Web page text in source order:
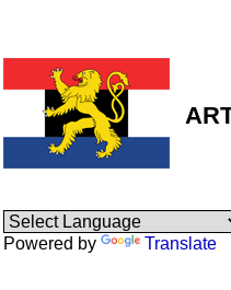
Powered by Translate